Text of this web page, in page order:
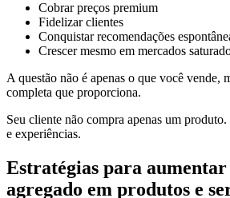
Cobrar preços premium
Fidelizar clientes
Conquistar recomendações
Crescer mesmo em mercados
A questão não é apenas o que você vende,
completa que proporciona.
Seu cliente não compra apenas um
e experiências.
Estratégias para
agregado em produtos e